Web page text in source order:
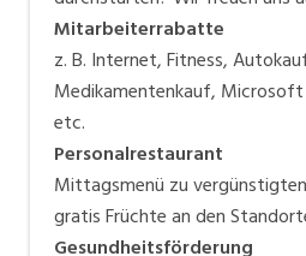
Mitarbeiterrabatte
z. B. Internet, Fitness,
Medikamentenkauf,
etc.
Personalrestaurant
Mittagsmenü zu
gratis Früchte an den
Gesundheitsförderung